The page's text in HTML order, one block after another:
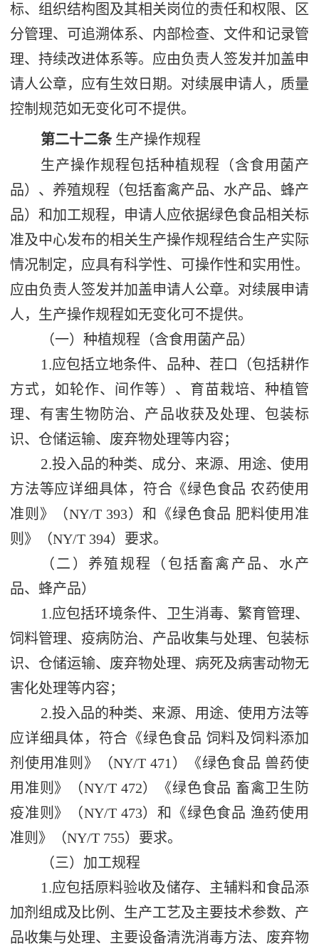
标、组织结构图及其相关岗位的责任和权限、区
分管理、可追溯体系、内部检查、文件和记录管
理、持续改进体系等。应由负责人签发并加盖申
请人公章，应有生效日期。对续展申请人，质量
控制规范如无变化可不提供。
第二十二条 生产操作规程
生产操作规程包括种植规程（含食用菌产
品）、养殖规程（包括畜禽产品、水产品、蜂产
品）和加工规程，申请人应依据绿色食品相关标
准及中心发布的相关生产操作规程结合生产实际
情况制定，应具有科学性、可操作性和实用性。
应由负责人签发并加盖申请人公章。对续展申请
人，生产操作规程如无变化可不提供。
（一）种植规程（含食用菌产品）
1.应包括立地条件、品种、茬口（包括耕作
方式，如轮作、间作等）、育苗栽培、种植管
理、有害生物防治、产品收获及处理、包装标
识、仓储运输、废弃物处理等内容；
2.投入品的种类、成分、来源、用途、使用
方法等应详细具体，符合《绿色食品 农药使用
准则》（NY/T 393）和《绿色食品 肥料使用准
则》（NY/T 394）要求。
（二）养殖规程（包括畜禽产品、水产
品、蜂产品）
1.应包括环境条件、卫生消毒、繁育管理、
饲料管理、疫病防治、产品收集与处理、包装标
识、仓储运输、废弃物处理、病死及病害动物无
害化处理等内容；
2.投入品的种类、来源、用途、使用方法等
应详细具体，符合《绿色食品 饲料及饲料添加
剂使用准则》（NY/T 471 ）《绿色食品 兽药使
用准则》（NY/T 472）《绿色食品 畜禽卫生防
疫准则》（NY/T 473）和《绿色食品 渔药使用
准则》（NY/T 755）要求。
（三）加工规程
1.应包括原料验收及储存、主辅料和食品添
加剂组成及比例、生产工艺及主要技术参数、产
品收集与处理、主要设备清洗消毒方法、废弃物